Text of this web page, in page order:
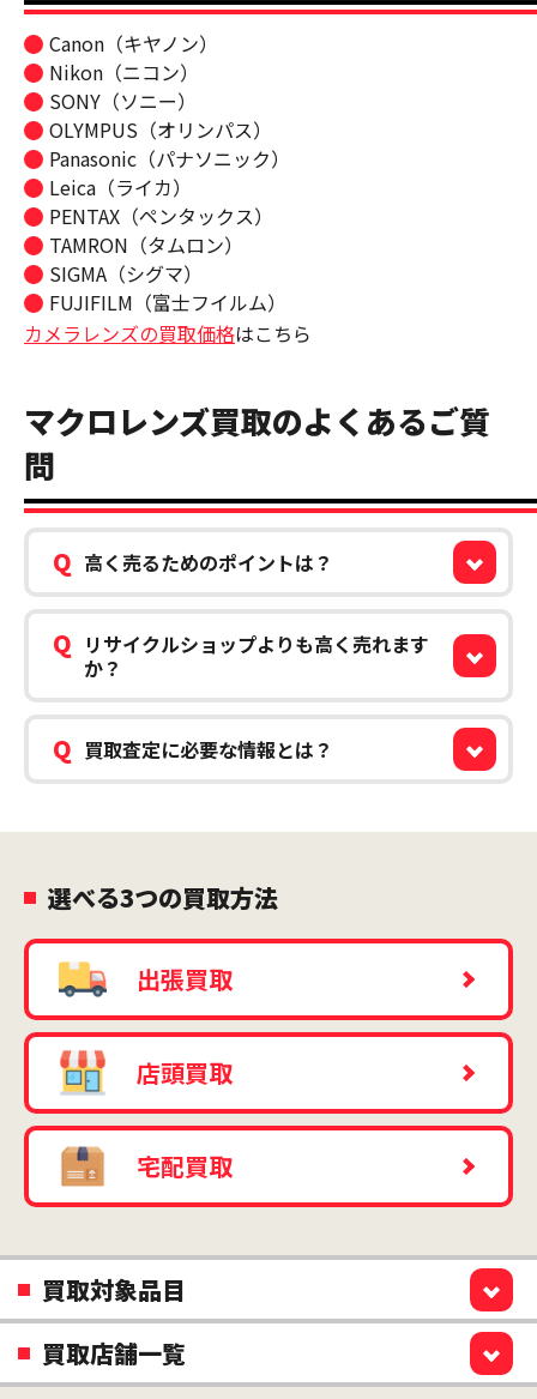
Canon（キヤノン）
Nikon（ニコン）
SONY（ソニー）
OLYMPUS（オリンパス）
Panasonic（パナソニック）
Leica（ライカ）
PENTAX（ペンタックス）
TAMRON（タムロン）
SIGMA（シグマ）
FUJIFILM（富士フイルム）
カメラレンズの買取価格はこちら
マクロレンズ買取のよくあるご質
問
Q 高く売るためのポイントは？
Q リサイクルショップよりも高く売れます
か？
Q 買取査定に必要な情報とは？
選べる3つの買取方法
出張買取
店頭買取
宅配買取
買取対象品目
買取店舗一覧